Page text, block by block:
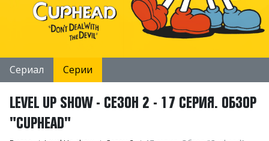
Сериал Серии
LEVEL UP SHOW - СЕЗОН 2 - 17 СЕРИЯ. ОБЗОР
"CUPHEAD"